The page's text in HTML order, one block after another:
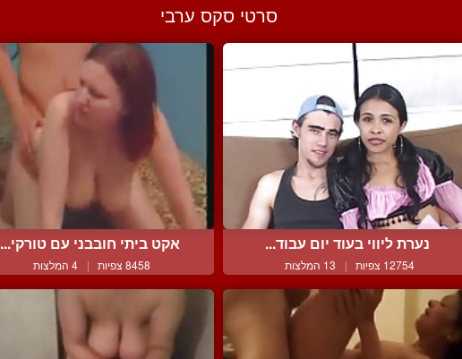
סרטי סקס ערבי
נערת ליווי בעוד יום עבוד...
12754 צפיות | 13 המלצות
אקט ביתי חובבני עם טורקי...
8458 צפיות | 4 המלצות